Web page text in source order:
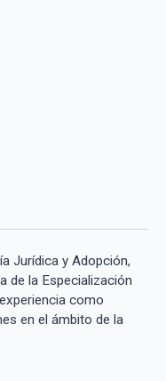
Jurídica y Adopción,
de la Especialización
como
en el ámbito de la